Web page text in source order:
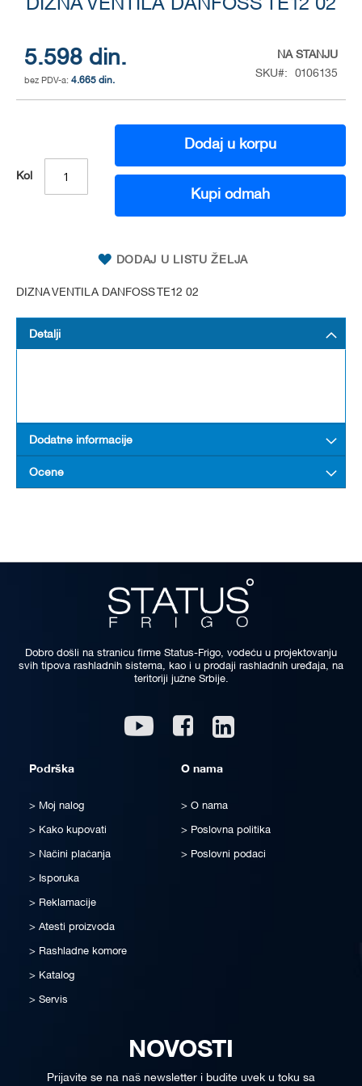
DIZNA VENTILA DANFOSS TE12 02
5.598 din.
4.665 din.
NA STANJU
SKU
0106135
Kol
Dodaj u korpu
Kupi odmah
DODAJ U LISTU ŽELJA
DIZNA VENTILA DANFOSS TE12 02
of
the
images
gallery
Detalji
Dodatne informacije
Ocene
Dobro došli na stranicu firme Status-Frigo, vodeću u projektovanju
svih tipova rashladnih sistema, kao i u prodaji rashladnih uređaja, na
teritoriji južne Srbije.
Youtube Facebook
Podrška
Moj nalog
Kako kupovati
Načini plaćanja
Isporuka
Reklamacije
Atesti proizvoda
Rashladne komore
Katalog
Servis
O nama
O nama
Poslovna politika
Poslovni podaci
NOVOSTI
Prijavite se na naš newsletter i budite uvek u toku sa